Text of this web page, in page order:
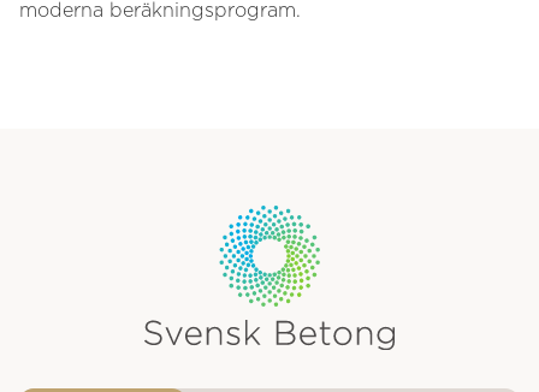
moderna beräkningsprogram.